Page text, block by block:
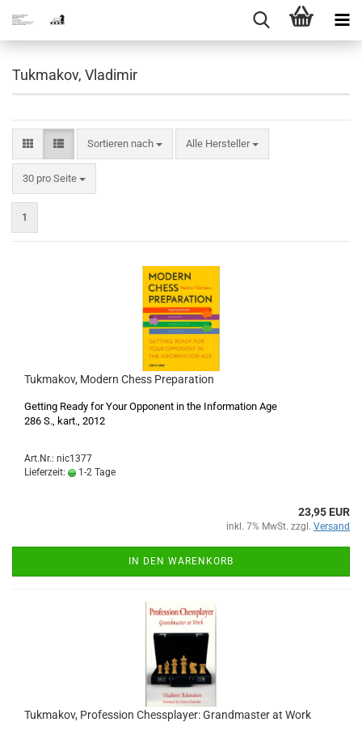
Tukmakov, Vladimir
Sortieren nach
Sortieren nach Alle Hersteller
30 pro Seite
pro Seite
1
Tukmakov, Modern Chess Preparation
Getting Ready for Your Opponent in the Information Age
286 S., kart., 2012
Art.Nr.: nic1377
Lieferzeit:
1-2 Tage
23,95 EUR
inkl. 7% MwSt. zzgl. Versand
IN DEN WARENKORB
Tukmakov, Profession Chessplayer: Grandmaster at Work